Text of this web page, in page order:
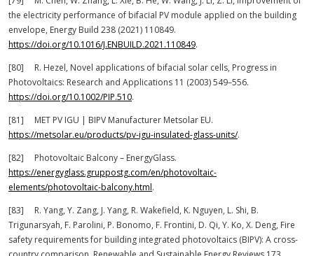
the electricity performance of bifacial PV module applied on the building
envelope, Energy Build 238 (2021) 110849.
https://doi.org/10.1016/J.ENBUILD.2021.110849.
[80] R. Hezel, Novel applications of bifacial solar cells, Progress in
Photovoltaics: Research and Applications 11 (2003) 549–556.
https://doi.org/10.1002/PIP.510.
[81] MET PV IGU | BIPV Manufacturer Metsolar EU.
https://metsolar.eu/products/pv-igu-insulated-glass-units/.
[82] Photovoltaic Balcony – EnergyGlass.
https://energyglass.gruppostg.com/en/photovoltaic-
elements/photovoltaic-balcony.html.
[83] R. Yang, Y. Zang, J. Yang, R. Wakefield, K. Nguyen, L. Shi, B.
Trigunarsyah, F. Parolini, P. Bonomo, F. Frontini, D. Qi, Y. Ko, X. Deng, Fire
safety requirements for building integrated photovoltaics (BIPV): A cross-